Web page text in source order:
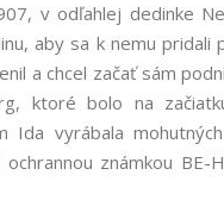
v odľahlej dedinke
aby sa k nemu
a chcel začať sám
ktoré bolo na
Ida vyrábala
známkou BE-